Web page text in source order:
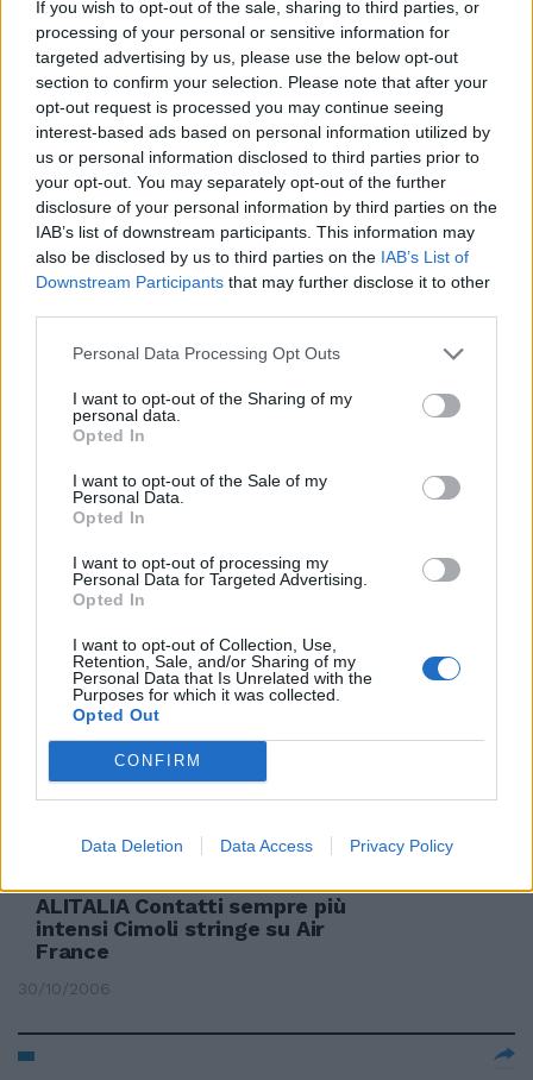
If you wish to opt-out of the sale, sharing to third parties, or
processing of your personal or sensitive information for
targeted advertising by us, please use the below opt-out
section to confirm your selection. Please note that after your
opt-out request is processed you may continue seeing
interest-based ads based on personal information utilized by
us or personal information disclosed to third parties prior to
your opt-out. You may separately opt-out of the further
disclosure of your personal information by third parties on the
IAB’s list of downstream participants. This information may
also be disclosed by us to third parties on the IAB’s List of
Downstream Participants that may further disclose it to other
Personal Data Processing Opt Outs
I want to opt-out of the Sharing of my
personal data.
Opted In
I want to opt-out of the Sale of my
Personal Data.
Opted In
I want to opt-out of processing my
Personal Data for Targeted Advertising.
Opted In
I want to opt-out of Collection, Use,
Retention, Sale, and/or Sharing of my
Personal Data that Is Unrelated with the
Purposes for which it was collected.
Opted Out
CONFIRM
Data Deletion Data Access Privacy Policy
Ancora un giorno interlocutorio,
di trattative, contatti frenetici
ma senza annunci ufficiali.
17/01/2010
Quei nuovi dirigenti del Pd
29/11/2009
Le Generali: «Nessuno ha preso
contatti con noi»
26/04/2008
GIRANDOLA di contatti su
Endesa a margine del Consiglio
europeo.
09/03/2007
«Il dialogo? Ci sono già contatti
in corso»
02/03/2007
ALITALIA Contatti sempre più
intensi Cimoli stringe su Air
France
30/10/2006